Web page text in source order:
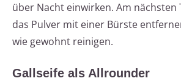
über Nacht einwirken. Am nächsten
das Pulver mit einer Bürste
wie gewohnt reinigen.
Gallseife als Allrounder